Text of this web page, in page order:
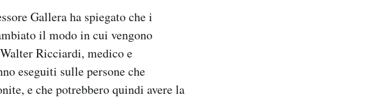
Gallera ha spiegato che i
il modo in cui vengono
Ricciardi, medico e
eseguiti sulle persone che
e che potrebbero quindi avere la